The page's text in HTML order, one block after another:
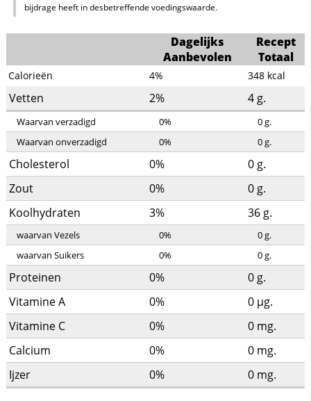
bijdrage heeft in desbetreffende voedingswaarde.
Dagelijks
Aanbevolen
Recept
Totaal
Calorieën 4% 348 kcal
Vetten 2% 4g.
Waarvan verzadigd 0% 0g.
Waarvan onverzadigd
0% 0g.
Cholesterol 0% 0g.
Zout
0% 0g.
Koolhydraten
3% 36g.
waarvan Vezels 0% 0g.
waarvan Suikers
0% 0g.
Proteinen 0% 0g.
Vitamine A
0% 0 µg.
Vitamine C
0% 0 mg.
Calcium
0% 0 mg.
Ijzer
0% 0 mg.